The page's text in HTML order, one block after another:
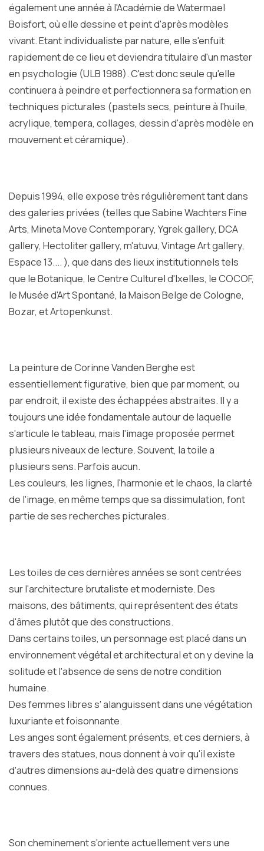
également une année à l'Académie de Watermael
Boisfort, où elle dessine et peint d'après modèles
vivant. Etant individualiste par nature, elle s'enfuit
rapidement de ce lieu et deviendra titulaire d'un master
en psychologie (ULB 1988). C'est donc seule qu'elle
continuera à peindre et perfectionnera sa formation en
techniques picturales (pastels secs, peinture à l'huile,
acrylique, tempera, collages, dessin d'après modèle en
mouvement et céramique).
Depuis 1994, elle expose très régulièrement tant dans
des galeries privées (telles que Sabine Wachters Fine
Arts, Mineta Move Contemporary, Ygrek gallery, DCA
gallery, Hectoliter gallery, m'atuvu, Vintage Art gallery,
Espace 13.... ), que dans des lieux institutionnels tels
que le Botanique, le Centre Culturel d'Ixelles, le COCOF,
le Musée d'Art Spontané, la Maison Belge de Cologne,
Bozar, et Artopenkunst.
La peinture de Corinne Vanden Berghe est
essentiellement figurative, bien que par moment, ou
par endroit, il existe des échappées abstraites. Il y a
toujours une idée fondamentale autour de laquelle
s'articule le tableau, mais l'image proposée permet
plusieurs niveaux de lecture. Souvent, la toile a
plusieurs sens. Parfois aucun.
Les couleurs, les lignes, l'harmonie et le chaos, la clarté
de l'image, en même temps que sa dissimulation, font
partie de ses recherches picturales.
Les toiles de ces dernières années se sont centrées
sur l'architecture brutaliste et moderniste. Des
maisons, des bâtiments, qui représentent des états
d'âmes plutôt que des constructions.
Dans certains toiles, un personnage est placé dans un
environnement végétal et architectural et on y devine la
solitude et l'absence de sens de notre condition
humaine.
Des femmes libres s' alanguissent dans une végétation
luxuriante et foisonnante.
Les anges sont également présents, et ces derniers, à
travers des statues, nous donnent à voir qu'il existe
d'autres dimensions au-delà des quatre dimensions
connues.
Son cheminement s'oriente actuellement vers une